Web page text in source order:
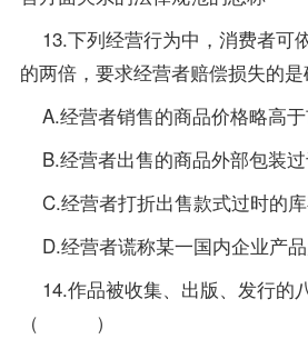
13.下列经营行为中，消费者可
的两倍，要求经营者赔偿损失
A.经营者销售的商品价格略高
B.经营者出售的商品外部包装
C.经营者打折出售款式过时的
D.经营者谎称某一国内企业产
14.作品被收集、出版、发行的
（ ）